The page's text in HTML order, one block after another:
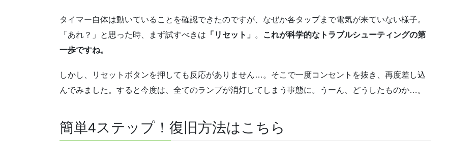
タイマー自体は動いていることを確認できたのですが、なぜか各タップまで電気が来ていない様子。
「あれ？」と思った時、まず試すべきは 「リセット」 。
これが科学的なトラブルシューティングの第
一歩ですね。
しかし、リセットボタンを押しても反応がありません…。そこで一度コンセントを抜き、再度差し込
んでみました。すると今度は、全てのランプが消灯してしまう事態に。うーん、どうしたものか…。
簡単4ステップ！復旧方法はこちら